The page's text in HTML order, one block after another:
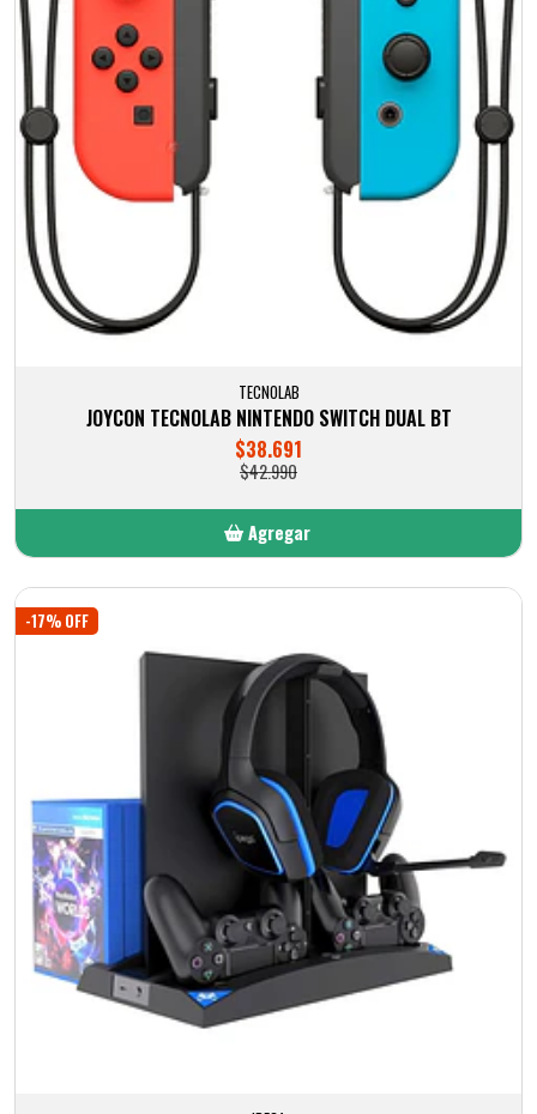
TECNOLAB
JOYCON TECNOLAB NINTENDO SWITCH DUAL BT
$38.691
$42.990
Agregar
-17% OFF